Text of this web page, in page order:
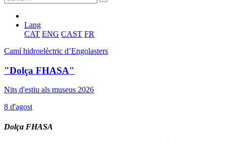
Lang
CAT ENG CAST FR
Camí hidroelèctric d’Engolasters
"Dolça FHASA"
Nits d'estiu als museus 2026
8 d'agost
Dolça FHASA